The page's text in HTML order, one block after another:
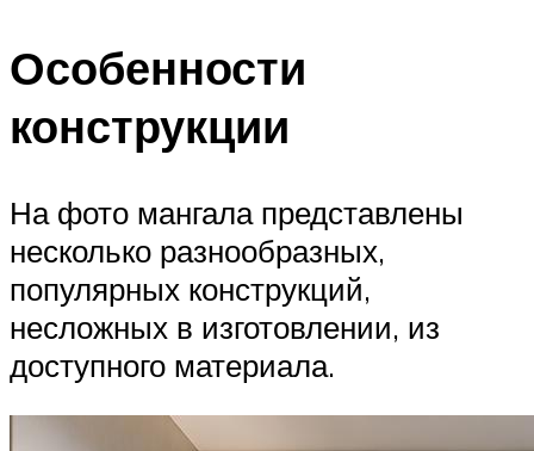
Особенности
конструкции
На фото мангала представлены
несколько разнообразных,
популярных конструкций,
несложных в изготовлении, из
доступного материала.